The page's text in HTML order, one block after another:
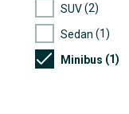
SUV(2)
Sedan (1)
Minibus (1)